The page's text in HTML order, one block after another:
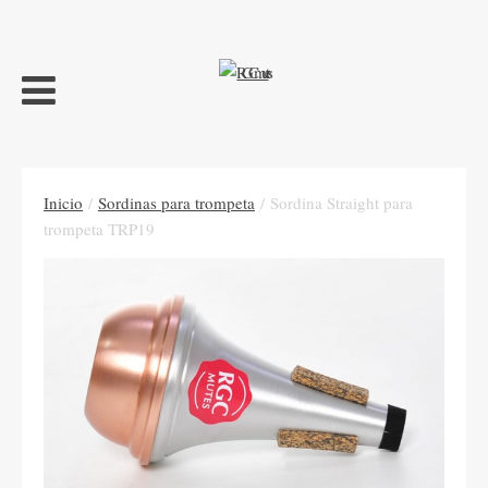
Inicio / Sordinas para trompeta / Sordina Straight para
trompeta TRP19